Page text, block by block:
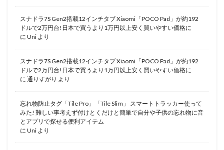
スナドラ7S Gen2搭載12インチタブ Xiaomi「POCO Pad」が約192
ドルで2万円台!日本で買うより1万円以上安く買いやすい価格に
に Uni より
スナドラ7S Gen2搭載12インチタブ Xiaomi「POCO Pad」が約192
ドルで2万円台!日本で買うより1万円以上安く買いやすい価格に
に 通りすがり より
忘れ物防止タグ「Tile Pro」「Tile Slim」 スマートトラッカー使って
みた! 難しい事考えず付けとくだけと簡単で自分や子供の忘れ物に音
とアプリで探せる便利アイテム
に Uni より